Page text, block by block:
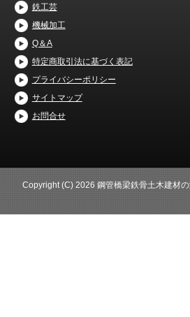
鉄工芸
機械加工
Q＆A
特定商取引法に基づく表記
プライバシーポリシー
サイトマップ
お問合せ
Copyright (C) 2026 鋼管橋梁鉄骨土木建材